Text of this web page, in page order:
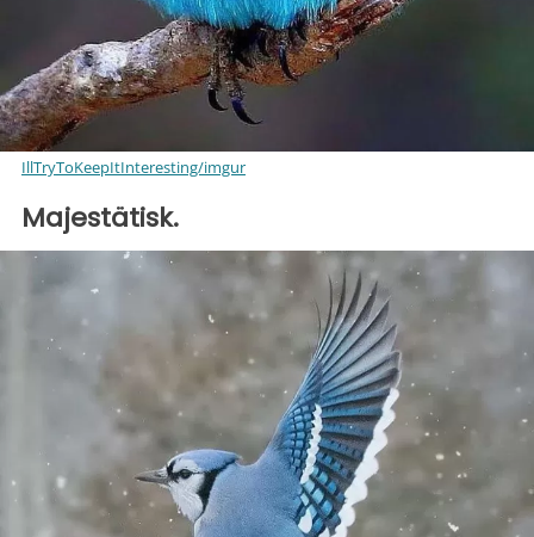
IllTryToKeepItInteresting/imgur
Majestätisk.